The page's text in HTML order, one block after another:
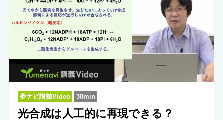
夢ナビ講義Video 30min
光合成は人工的に再現できる？